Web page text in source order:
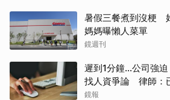
暑假三餐煮到沒梗
媽媽曝懶人菜單
鏡週刊
遲到1分鐘…公司強
找人資爭論 律師：
鏡報